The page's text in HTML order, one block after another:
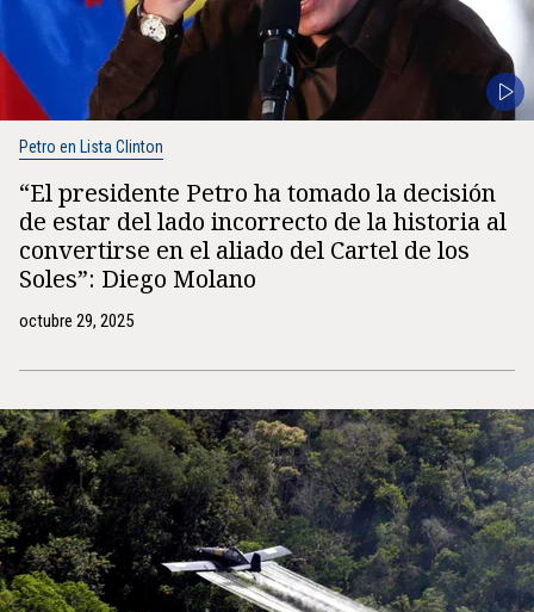
Petro en Lista Clinton
“El presidente Petro ha tomado la decisión
de estar del lado incorrecto de la historia al
convertirse en el aliado del Cartel de los
Soles”: Diego Molano
octubre 29, 2025